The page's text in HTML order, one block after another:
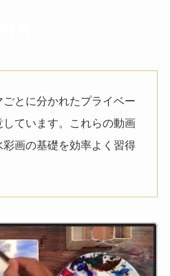
とに分かれたプライベー
しています。これらの動画
画の基礎を効率よく習得